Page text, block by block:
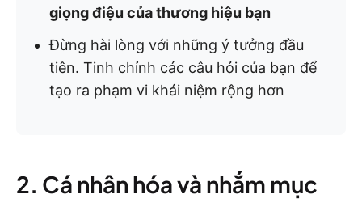
giọng điệu của thương hiệu bạn
Đừng hài lòng với những ý tưởng đầu
tiên. Tinh chỉnh các câu hỏi của bạn để
tạo ra phạm vi khái niệm rộng hơn
2. Cá nhân hóa và nhắm mục